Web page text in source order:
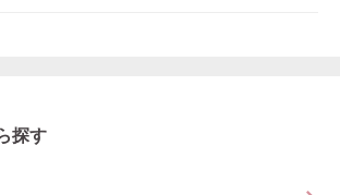
探す